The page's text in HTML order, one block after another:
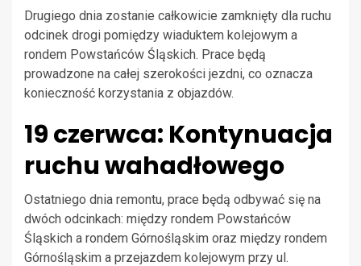
Drugiego dnia zostanie całkowicie zamknięty dla ruchu
odcinek drogi pomiędzy wiaduktem kolejowym a
rondem Powstańców Śląskich. Prace będą
prowadzone na całej szerokości jezdni, co oznacza
konieczność korzystania z objazdów.
19 czerwca: Kontynuacja
ruchu wahadłowego
Ostatniego dnia remontu, prace będą odbywać się na
dwóch odcinkach: między rondem Powstańców
Śląskich a rondem Górnośląskim oraz między rondem
Górnośląskim a przejazdem kolejowym przy ul.